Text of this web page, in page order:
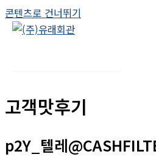
콘텐츠로 건너뛰기
고객맛후기
p2Y_텔레